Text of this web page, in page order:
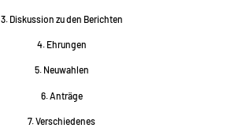
3. Diskussion zu den Berichten
4. Ehrungen
5. Neuwahlen
6. Anträge
7. Verschiedenes